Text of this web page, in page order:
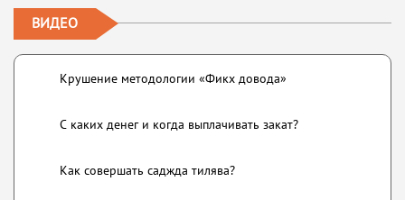
ВИДЕО
Крушение методологии «Фикх довода»
С каких денег и когда выплачивать закат?
Как совершать саджда тилява?